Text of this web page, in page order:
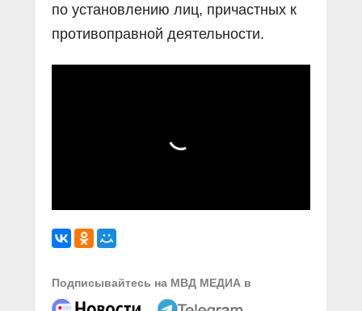
по установлению лиц, причастных к
противоправной деятельности.
Подписывайтесь на МВД МЕДИА в